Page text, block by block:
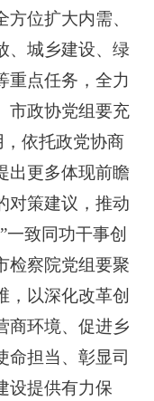
位扩大内需、
、城乡建设、绿
重点任务，全力
市政协党组要充
，依托政党协商
出更多体现前瞻
对策建议，推动
一致同功干事创
检察院党组要聚
，以深化改革创
商环境、促进乡
命担当、彰显司
设提供有力保